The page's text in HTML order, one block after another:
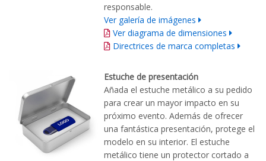
responsable.
Ver galería de imágenes
Ver diagrama de dimensiones
Directrices de marca completas
Estuche de presentación
Añada el estuche metálico a su pedido
para crear un mayor impacto en su
próximo evento. Además de ofrecer
una fantástica presentación, protege el
modelo en su interior. El estuche
metálico tiene un protector cortado a